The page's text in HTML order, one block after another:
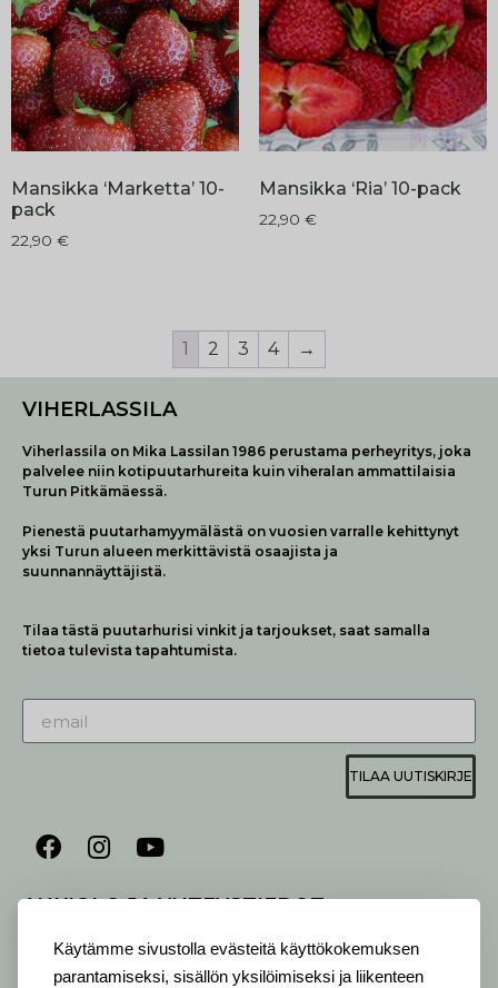
Käytämme sivustolla evästeitä käyttökokemuksen
parantamiseksi, sisällön yksilöimiseksi ja liikenteen
Mansikka ‘Marketta’ 10-
pack
22,90 €
Mansikka ‘Ria’ 10-pack
22,90 €
1 2 3 4 →
VIHERLASSILA
Viherlassila on Mika Lassilan 1986 perustama perheyritys, joka
palvelee niin kotipuutarhureita kuin viheralan ammattilaisia
Turun Pitkämäessä.
Pienestä puutarhamyymälästä on vuosien varralle kehittynyt
yksi Turun alueen merkittävistä osaajista ja
suunnannäyttäjistä.
Tilaa tästä puutarhurisi vinkit ja tarjoukset, saat samalla
tietoa tulevista tapahtumista.
TILAA UUTISKIRJE
AUKIOLO JA YHTEYSTIEDOT
ALVELEMME:
Ma-Pe 9-20 I La 10-18 I Su 10-17